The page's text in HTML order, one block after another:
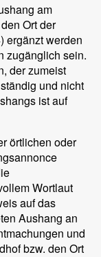
am
Ort der
ergänzt werden
zugänglich sein.
der zumeist
und nicht
ist auf
örtlichen oder
Wortlaut
auf das
Aushang an
und
bzw. den Ort